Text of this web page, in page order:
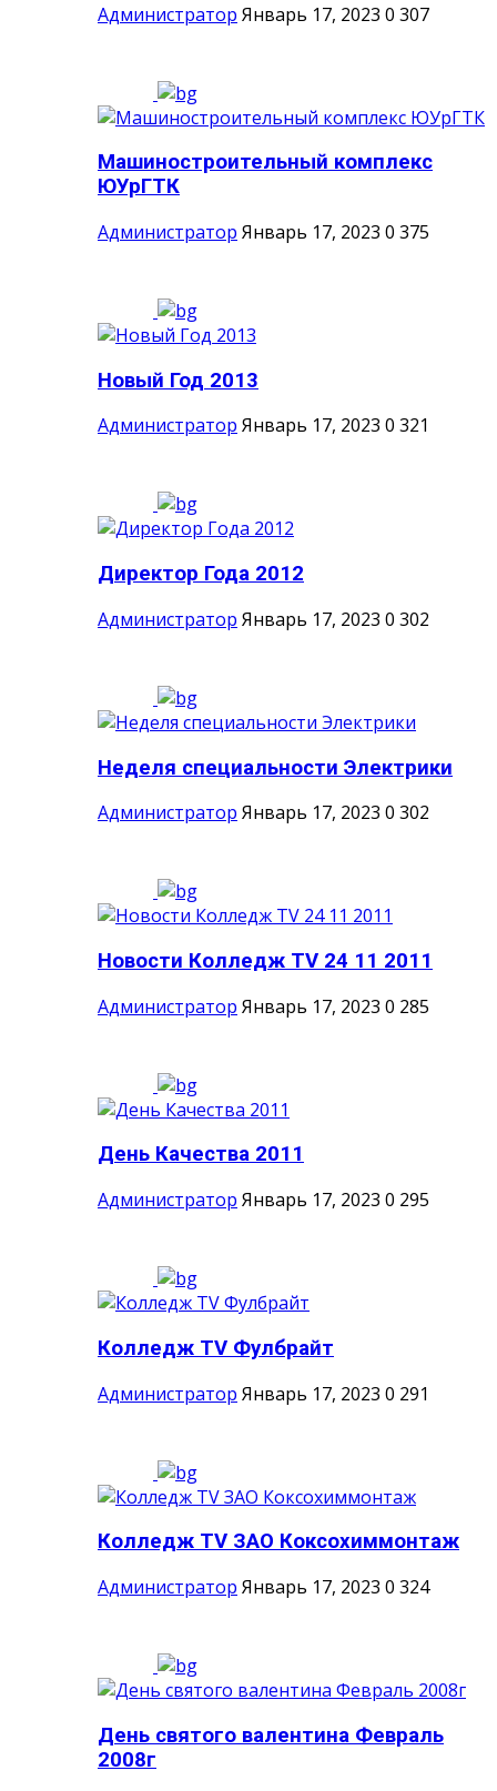
Администратор Январь 17, 2023 0 307
Машиностроительный комплекс
ЮУрГТК
Администратор Январь 17, 2023 0 375
Новый Год 2013
Администратор Январь 17, 2023 0 321
Директор Года 2012
Администратор Январь 17, 2023 0 302
Неделя специальности Электрики
Администратор Январь 17, 2023 0 302
Новости Колледж TV 24 11 2011
Администратор Январь 17, 2023 0 285
День Качества 2011
Администратор Январь 17, 2023 0 295
Колледж TV Фулбрайт
Администратор Январь 17, 2023 0 291
Колледж TV ЗАО Коксохиммонтаж
Администратор Январь 17, 2023 0 324
День святого валентина Февраль
2008г